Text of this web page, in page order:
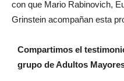
con que Mario Rabinovich,
Grinstein acompañan esta
Compartimos el
grupo de Adultos